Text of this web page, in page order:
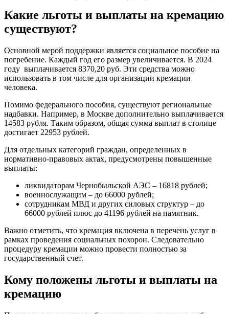
Какие льготы и выплаты на кремацию
существуют?
Основной мерой поддержки является социальное пособие на
погребение. Каждый год его размер увеличивается. В 2024
году выплачивается 8370,20 руб. Эти средства можно
использовать в том числе для организации кремации
человека.
Помимо федерального пособия, существуют региональные
надбавки. Например, в Москве дополнительно выплачивается
14583 рубля. Таким образом, общая сумма выплат в столице
достигает 22953 рублей.
Для отдельных категорий граждан, определенных в
нормативно-правовых актах, предусмотрены повышенные
выплаты:
ликвидаторам Чернобыльской АЭС – 16818 рублей;
военнослужащим – до 66000 рублей;
сотрудникам МВД и других силовых структур – до
66000 рублей плюс до 41196 рублей на памятник.
Важно отметить, что кремация включена в перечень услуг в
рамках проведения социальных похорон. Следовательно
процедуру кремации можно провести полностью за
государственный счет.
Кому положены льготы и выплаты на
кремацию